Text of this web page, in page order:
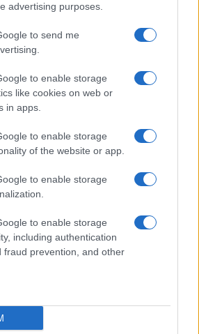
advertising purposes.
to send me
to enable storage
like cookies on web or
in apps.
to enable storage
of the website or app.
to enable storage
to enable storage
including authentication
fraud prevention, and other
imenotteri: come riconoscere i
le reazioni gravi